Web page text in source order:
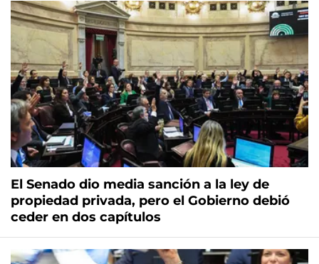
El Senado dio media sanción a la ley de
propiedad privada, pero el Gobierno debió
ceder en dos capítulos